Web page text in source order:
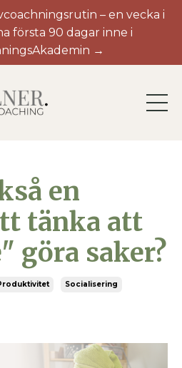
– en vecka i
första 90 dagar inne i
→
en
tänka att
göra saker?
Socialisering